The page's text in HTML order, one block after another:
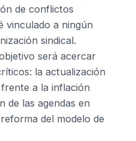
de conflictos
vinculado a ningún
sindical.
será acercar
la actualización
a la inflación
de las agendas en
del modelo de